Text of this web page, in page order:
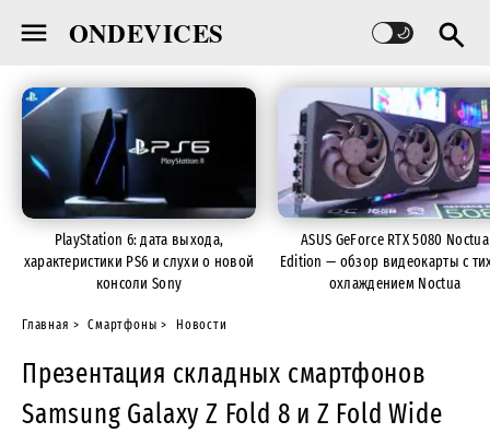
ONDEVICES
PlayStation 6: дата выхода,
характеристики PS6 и слухи о новой
консоли Sony
ASUS GeForce RTX 5080 Noctua
Edition — обзор видеокарты с
охлаждением Noctua
Главная Смартфоны Новости
Презентация складных смартфонов
Samsung Galaxy Z Fold 8 и Z Fold Wide